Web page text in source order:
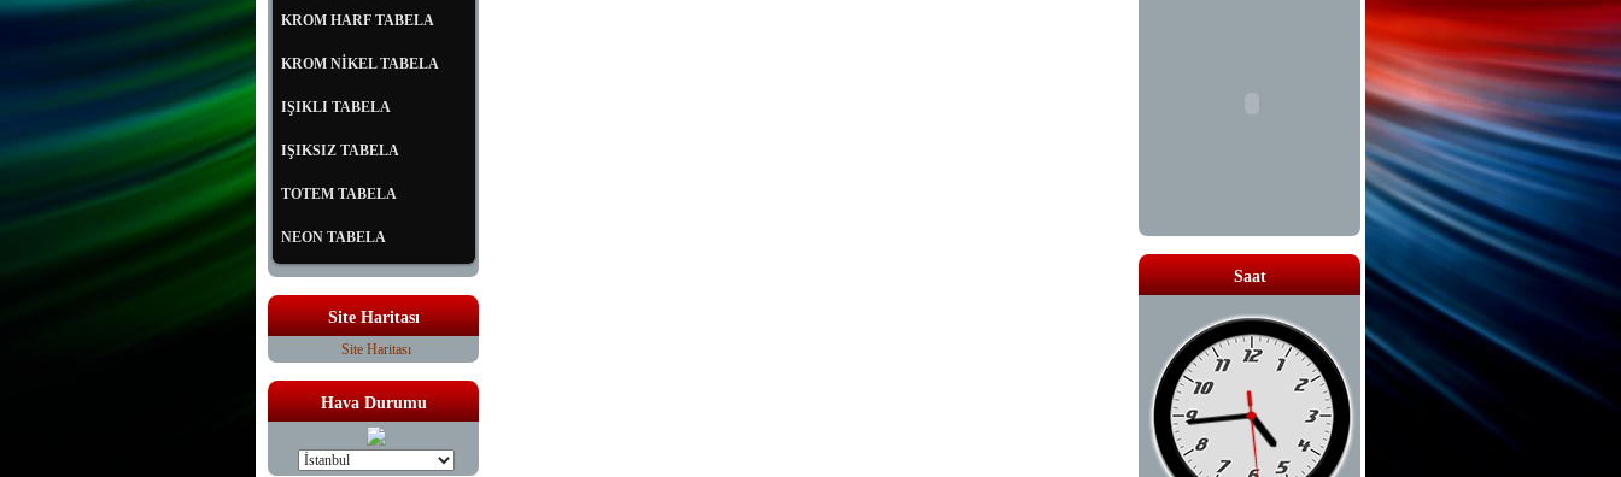
KROM HARF TABELA
KROM NİKEL TABELA
IŞIKLI TABELA
IŞIKSIZ TABELA
TOTEM TABELA
NEON TABELA
Site Haritası
Site Haritası
Hava Durumu
Saat